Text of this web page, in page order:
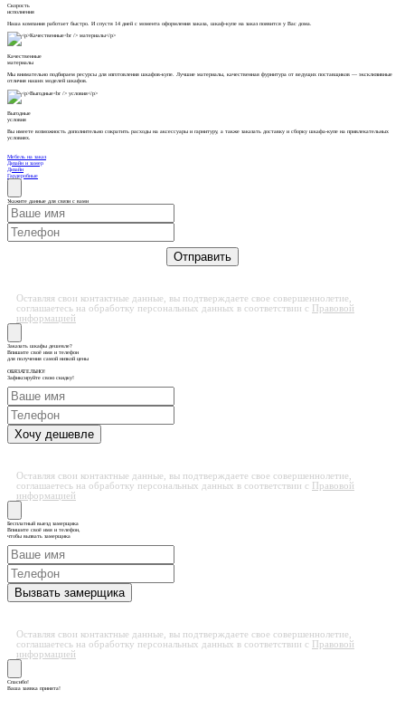
Скорость
исполнения
Наша компания работает быстро. И спустя 14 дней с момента оформления заказа, шкаф-купе на заказ появится у Вас дома.
Качественные
материалы
Мы внимательно подбираем ресурсы для изготовления шкафов-купе. Лучшие материалы, качественная фурнитура от ведущих поставщиков — эксклюзивные
отличия наших моделей шкафов.
Выгодные
условия
Вы имеете возможность дополнительно сократить расходы на аксессуары и гарнитуру, а также заказать доставку и сборку шкафа-купе на привлекательных
условиях.
Мебель на заказ
Дизайн и замер
Дизайн
Гардеробные
Укажите данные для связи с вами
Оставляя свои контактные данные, вы подтверждаете свое совершеннолетие,
соглашаетесь на обработку персональных данных в соответствии с Правовой
информацией
Заказать шкафы дешевле?
Впишите своё имя и телефон
для получения самой низкой цены
ОБЯЗАТЕЛЬНО!
Зафиксируйте свою скидку!
Оставляя свои контактные данные, вы подтверждаете свое совершеннолетие,
соглашаетесь на обработку персональных данных в соответствии с Правовой
информацией
Бесплатный выезд замерщика
Впишите своё имя и телефон,
чтобы вызвать замерщика
Оставляя свои контактные данные, вы подтверждаете свое совершеннолетие,
соглашаетесь на обработку персональных данных в соответствии с Правовой
информацией
Спасибо!
Ваша заявка принята!